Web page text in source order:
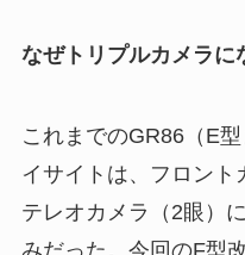
なぜトリプルカメラに
これまでのGR86（E
イサイトは、フロント
テレオカメラ（2眼）
みだった。今回のF型